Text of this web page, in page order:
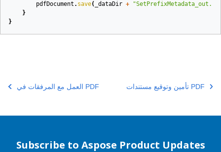
pdfDocument . save( _dataDir +
}
}
العمل مع المرفقات في PDF تأمين وتوقيع مستندات PDF
Subscribe to Aspose Product Updates